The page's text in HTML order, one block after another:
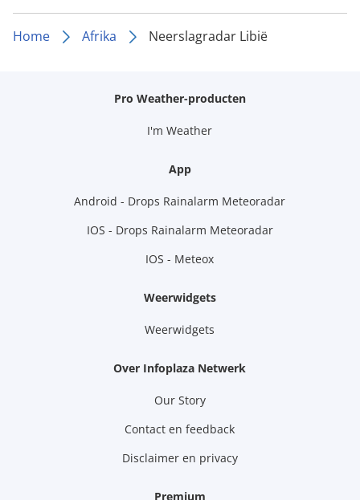
Home Afrika Neerslagradar Libië
Pro Weather-producten
I'm Weather
App
Android - Drops Rainalarm Meteoradar
IOS - Drops Rainalarm Meteoradar
IOS - Meteox
Weerwidgets
Weerwidgets
Over Infoplaza Netwerk
Our Story
Contact en feedback
Disclaimer en privacy
Premium